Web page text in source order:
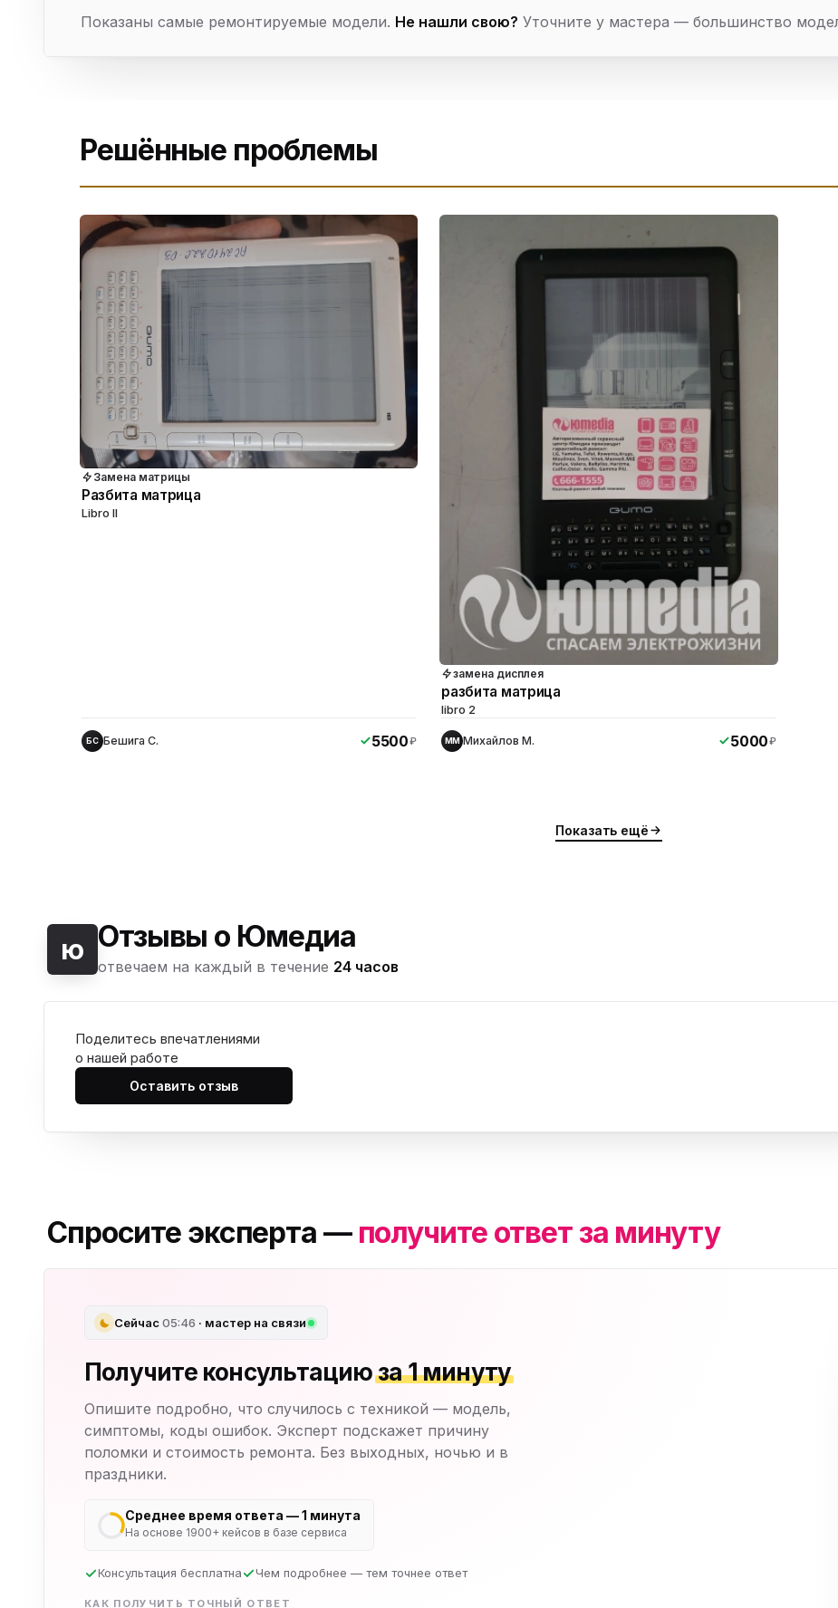
Показаны самые ремонтируемые модели. Не нашли свою? Уточните у мастера — большинство
Решённые проблемы
Замена матрицы
Разбита матрица
Libro II
БС Бешига С. 5500₽
замена дисплея
разбита матрица
libro 2
ММ Михайлов М. 5000₽
Показать ещё
ю Отзывы о Юмедиа
отвечаем на каждый в течение 24 часов
Поделитесь впечатлениями
о нашей работе
Оставить отзыв
Спросите эксперта — получите ответ за минуту
Сейчас05:46 · мастер на связи
Получите консультациюза 1 минуту
Опишите подробно, что случилось с техникой — модель,
симптомы, коды ошибок. Эксперт подскажет причину
поломки и стоимость ремонта. Без выходных, ночью и в
праздники.
Среднее время ответа — 1 минута
На основе 1900+ кейсов в базе сервиса
Консультация бесплатна Чем подробнее — тем точнее ответ
КАК ПОЛУЧИТЬ ТОЧНЫЙ ОТВЕТ